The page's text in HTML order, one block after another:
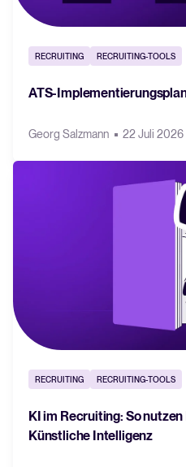
geht's smart
Lesen
RECRUITING RECRUITING-TOOLS
ATS-
Georg Salzmann 22 Juli 2026
RECRUITING RECRUITING-TOOLS
KI im Recruiting: So
Künstliche Intelligenz